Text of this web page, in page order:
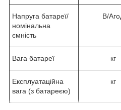
Напруга батареї/
номінальна
ємність
В/
Вага батареї кг
Експлуатаційна
вага (з батареєю)
кг